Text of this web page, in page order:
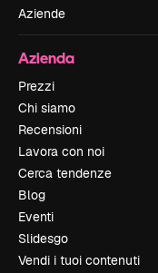
Aziende
Azienda
Prezzi
Chi siamo
Recensioni
Lavora con noi
Cerca tendenze
Blog
Eventi
Slidesgo
Vendi i tuoi contenuti